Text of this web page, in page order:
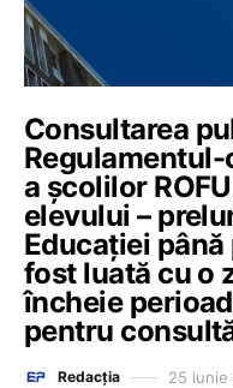
Consultarea
a școlilor
elevului –
Educației
fost luată cu o
încheie
pentru
Redacția 25 iunie